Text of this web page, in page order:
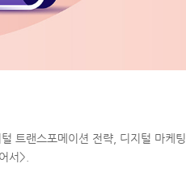
트랜스포메이션 전략, 디지털 마케팅,
서>.